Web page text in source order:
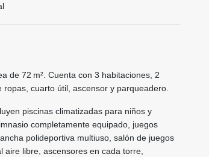
de 72 m². Cuenta con 3 habitaciones, 2
cuarto útil, ascensor y parqueadero.
piscinas climatizadas para niños y
completamente equipado, juegos
polideportiva multiuso, salón de juegos
aire libre, ascensores en cada torre,